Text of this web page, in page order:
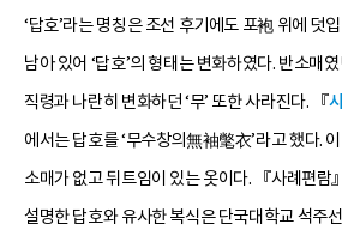
‘답호’라는 명칭은 조선 후기에도 포袍 위에 덧
남아 있어 ‘답호’의 형태는 변화하였다. 반소매
직령과 나란히 변화하던 ‘무’ 또한 사라진다. 『
에서는 답호를 ‘무수창의無袖氅衣’라고 했다.
소매가 없고 뒤트임이 있는 옷이다. 『사례편람
설명한 답호와 유사한 복식은 단국대학교 석주